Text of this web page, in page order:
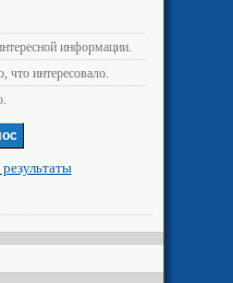
информации.
что интересовало.